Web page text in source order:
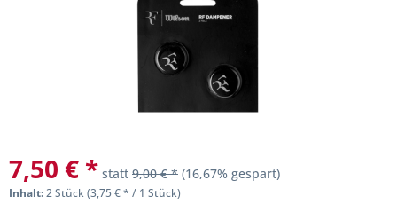
7,50 € * statt 9,00 € * (16,67% gespart)
Inhalt:2 Stück (3,75 € * / 1 Stück)